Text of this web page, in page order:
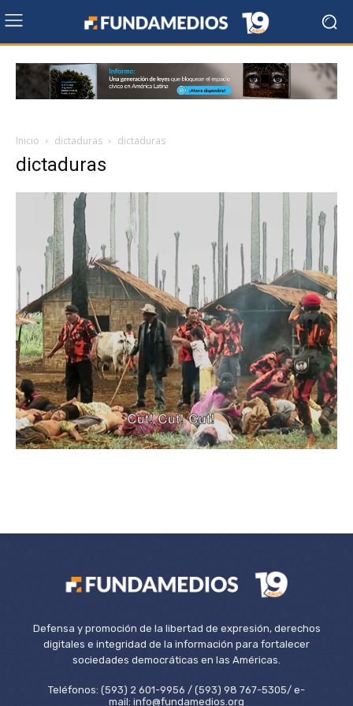
Inicio dictaduras dictaduras
dictaduras
Defensa y promoción de la libertad de expresión, derechos
digitales e integridad de la información para fortalecer
sociedades democráticas en las Américas.
Teléfonos: (593) 2 601-9956 / (593) 98 767-5305/ e-
mail: info@fundamedios.org